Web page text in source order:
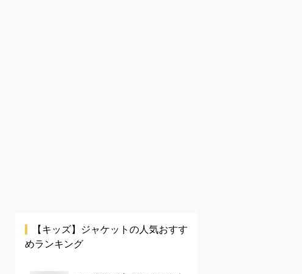
【キッズ】 ジャケット の人気おすす
めランキング